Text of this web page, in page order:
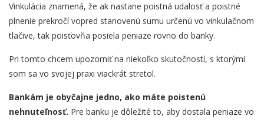
Vinkulácia znamená, že ak nastane poistná udalosť a poistné
plnenie prekročí vopred stanovenú sumu určenú vo vinkulačnom
tlačive, tak poisťovňa posiela peniaze rovno do banky.
Pri tomto chcem upozorniť na niekoľko skutočností, s ktorými
som sa vo svojej praxi viackrát stretol.
Bankám je obyčajne jedno, ako máte poistenú
nehnuteľnosť. Pre banku je dôležité to, aby dostala peniaze vo